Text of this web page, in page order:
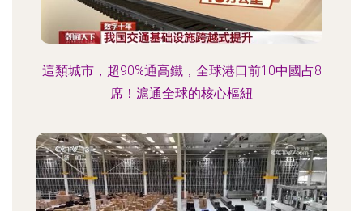
這類城市，超90%通高鐵，全球港口前10中國占8
席！滬通全球的核心樞紐